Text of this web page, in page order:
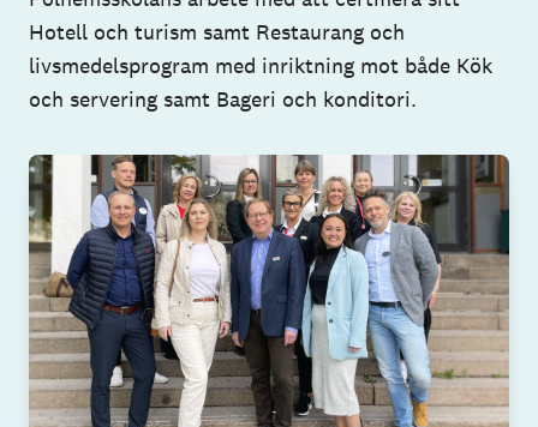
Hotell och turism samt Restaurang och
livsmedelsprogram med inriktning mot både Kök
och servering samt Bageri och konditori.